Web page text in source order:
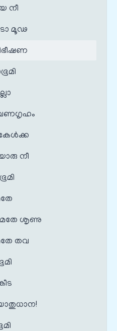
നീ
മൂഢ
നീ
ശൃണു
തവ